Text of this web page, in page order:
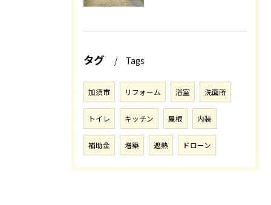
タグ Tags
加須市 リフォーム 浴室 洗面所
トイレ キッチン 屋根 内装
補助金 増築 遮熱 ドローン